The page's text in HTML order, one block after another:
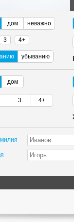
дом неважно
3 4+
убыванию
дом
3 4+